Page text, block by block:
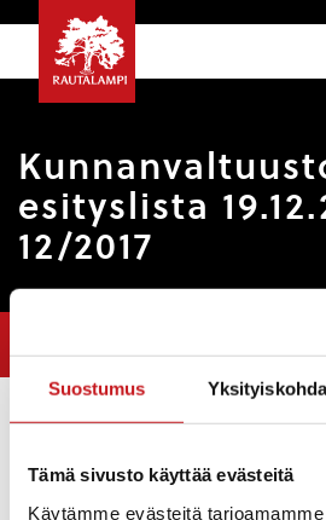
Suostumus
Tämä sivusto käyttää evästeitä
Käytämme evästeitä
esityslista
12/2017
19.12.2017 12/2017
Osasto: Kunnanvaltuusto
Kokouspäivä: 19.12.2017